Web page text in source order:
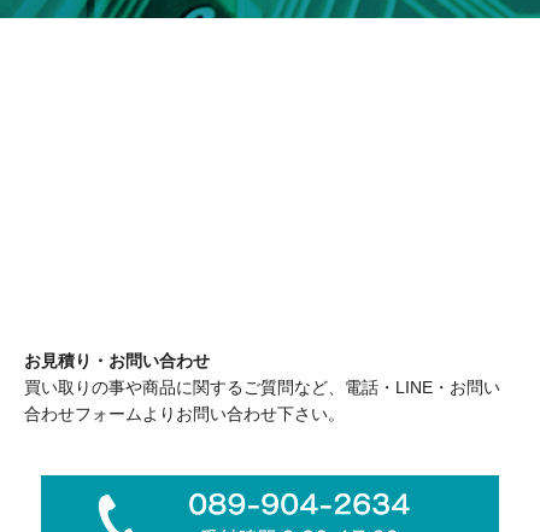
お見積り・お問い合わせ
買い取りの事や商品に関するご質問など、電話・LINE・お問い
合わせフォームよりお問い合わせ下さい。